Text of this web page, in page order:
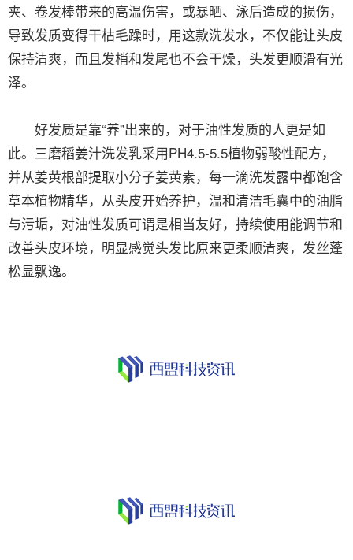
夹、卷发棒带来的高温伤害，或暴晒、泳后造成的损伤，
导致发质变得干枯毛躁时，用这款洗发水，不仅能让头皮
保持清爽，而且发梢和发尾也不会干燥，头发更顺滑有光
泽。
好发质是靠“养”出来的，对于油性发质的人更是如
此。三磨稻姜汁洗发乳采用PH4.5-5.5植物弱酸性配方，
并从姜黄根部提取小分子姜黄素，每一滴洗发露中都饱含
草本植物精华，从头皮开始养护，温和清洁毛囊中的油脂
与污垢，对油性发质可谓是相当友好，持续使用能调节和
改善头皮环境，明显感觉头发比原来更柔顺清爽，发丝蓬
松显飘逸。